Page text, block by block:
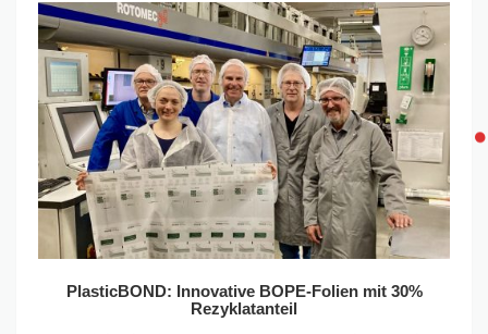
PlasticBOND:
Innovative
BOPE-
Folien
mit
30%
Rezyklatanteil
PlasticBOND: Innovative BOPE-Folien mit 30%
Rezyklatanteil